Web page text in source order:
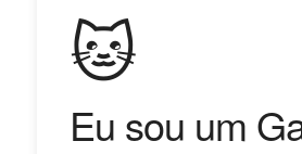
🐱
Eu sou um